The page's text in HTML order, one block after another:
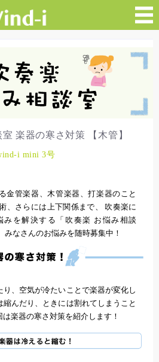
楽器の寒さ対策 【木管】
i mini 3号
金管楽器、木管楽器、打楽器のこと
、さらには上下関係まで、 吹奏楽に
みを解決する「吹奏楽 お悩み相談
みなさんのお悩みを随時募集中！
、空気が冷たいことで楽器が変化し
縮んだり、ときには割れてしまうこと
楽器の寒さ対策を紹介します！